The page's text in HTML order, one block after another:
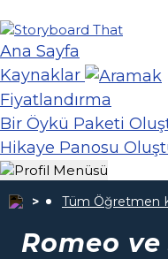
Ana Sayfa
Kaynaklar
Fiyatlandırma
Bir Öykü Paketi
Hikaye Panosu
Tüm Öğretmen
Romeo